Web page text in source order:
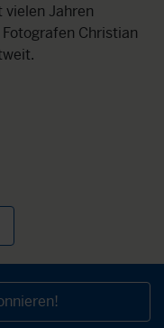
Jahren
Christian